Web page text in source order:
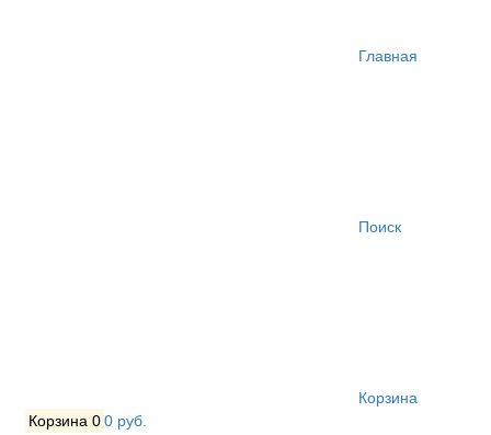
Главная
Поиск
Корзина
Корзина 00 руб.